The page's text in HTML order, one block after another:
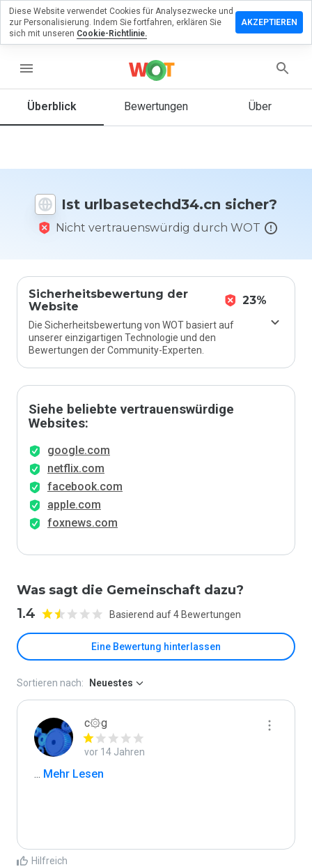
menu
Überblick Bewertungen Über
Ist urlbasetechd34.cn sicher?
Nicht vertrauenswürdig durch WOT
Sicherheitsbewertung der
Website
23%
Die Sicherheitsbewertung von WOT basiert auf
unserer einzigartigen Technologie und den
Bewertungen der Community-Experten.
Siehe beliebte vertrauenswürdige
Websites:
google.com
netflix.com
facebook.com
apple.com
foxnews.com
Was sagt die Gemeinschaft dazu?
1.4 Basierend auf 4 Bewertungen
Eine Bewertung hinterlassen
Sie
Sie diese
auf einer
Skala von
1 bis 5
bewerten?
Sortieren nach: Neuestes
c۞g
vor 14 Jahren
... Mehr Lesen
Hilfreich
Diese Website verwendet Cookies für Analysezwecke und
zur Personalisierung. Indem Sie fortfahren, erklären Sie
sich mit unseren Cookie-Richtlinie.
AKZEPTIEREN